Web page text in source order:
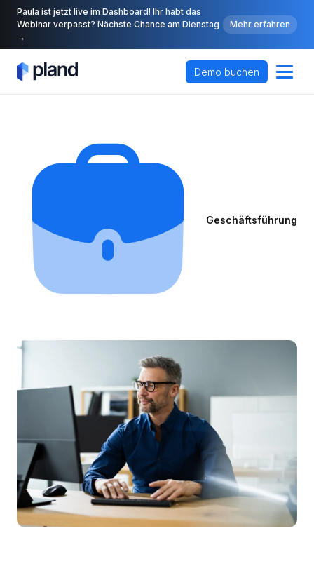
Paula ist jetzt live im Dashboard! Ihr habt das
Webinar verpasst? Nächste Chance am Dienstag
→
Mehr erfahren
Demo buchen
Geschäftsführung